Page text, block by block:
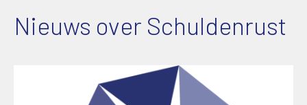
Nieuws over Schuldenrust